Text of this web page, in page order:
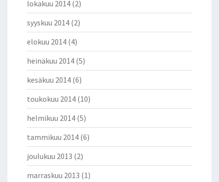
lokakuu 2014 (2)
syyskuu 2014 (2)
elokuu 2014 (4)
heinäkuu 2014 (5)
kesäkuu 2014 (6)
toukokuu 2014 (10)
helmikuu 2014 (5)
tammikuu 2014 (6)
joulukuu 2013 (2)
marraskuu 2013 (1)